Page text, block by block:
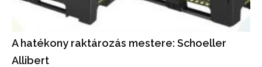
A hatékony raktározás mestere: Schoeller
Allibert